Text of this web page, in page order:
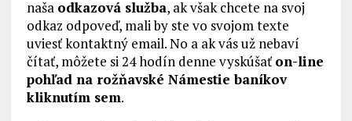
naša odkazová služba, ak však chcete na svoj
odkaz odpoveď, mali by ste vo svojom texte
uviesť kontaktný email. No a ak vás už nebaví
čítať, môžete si 24 hodín denne vyskúšaťon-line
pohľad na rožňavské Námestie baníkov
kliknutím sem.